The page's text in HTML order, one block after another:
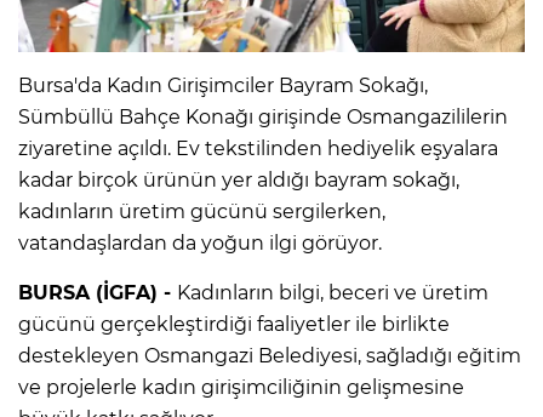
Bursa'da Kadın Girişimciler Bayram Sokağı,
Sümbüllü Bahçe Konağı girişinde Osmangazililerin
ziyaretine açıldı. Ev tekstilinden hediyelik eşyalara
kadar birçok ürünün yer aldığı bayram sokağı,
kadınların üretim gücünü sergilerken,
vatandaşlardan da yoğun ilgi görüyor.
BURSA (İGFA) - Kadınların bilgi, beceri ve üretim
gücünü gerçekleştirdiği faaliyetler ile birlikte
destekleyen Osmangazi Belediyesi, sağladığı eğitim
ve projelerle kadın girişimciliğinin gelişmesine